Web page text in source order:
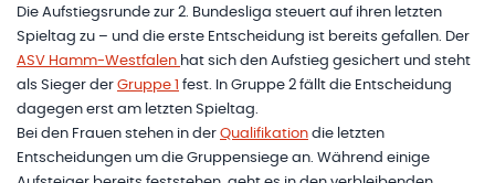
Die Aufstiegsrunde zur 2. Bundesliga steuert auf ihren letzten
Spieltag zu – und die erste Entscheidung ist bereits gefallen. Der
ASV Hamm-Westfalen hat sich den Aufstieg gesichert und steht
als Sieger der Gruppe 1
fest. In Gruppe 2 fällt die Entscheidung
dagegen erst am letzten Spieltag.
Bei den Frauen stehen in der Qualifikation die letzten
Entscheidungen um die Gruppensiege an. Während einige